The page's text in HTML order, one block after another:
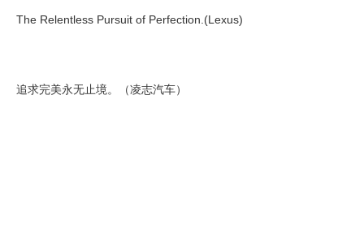
The Relentless Pursuit of Perfection.(Lexus)
追求完美永无止境。（凌志汽车）